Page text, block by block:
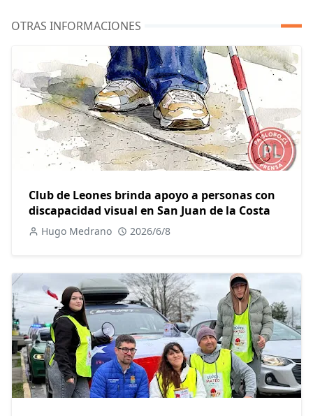
OTRAS INFORMACIONES
Club de Leones brinda apoyo a personas con
discapacidad visual en San Juan de la Costa
Hugo Medrano 2026/6/8